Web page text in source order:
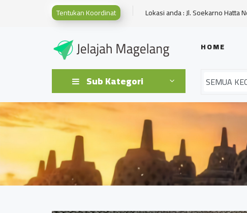
Tentukan Koordinat Lokasi anda : Jl. Soekarno Hatta
HOME
Sub Kategori